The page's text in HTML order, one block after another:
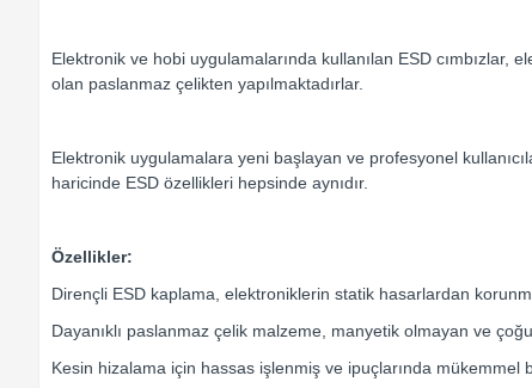
Elektronik ve hobi uygulamalarında kullanılan ESD cımbızlar,
olan paslanmaz çelikten yapılmaktadırlar.
Elektronik uygulamalara yeni başlayan ve profesyonel
haricinde ESD özellikleri hepsinde aynıdır.
Özellikler:
Dirençli ESD kaplama, elektroniklerin statik hasarlardan
Dayanıklı paslanmaz çelik malzeme, manyetik olmayan ve çoğu
Kesin hizalama için hassas işlenmiş ve ipuçlarında mükemmel